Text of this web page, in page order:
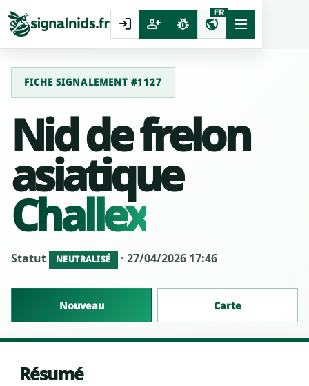
login person_add pest_control public
FR
FICHE SIGNALEMENT #1127
Nid de frelon
asiatique
Challex
Statut NEUTRALISÉ · 27/04/2026 17:46
Nouveau Carte
Résumé